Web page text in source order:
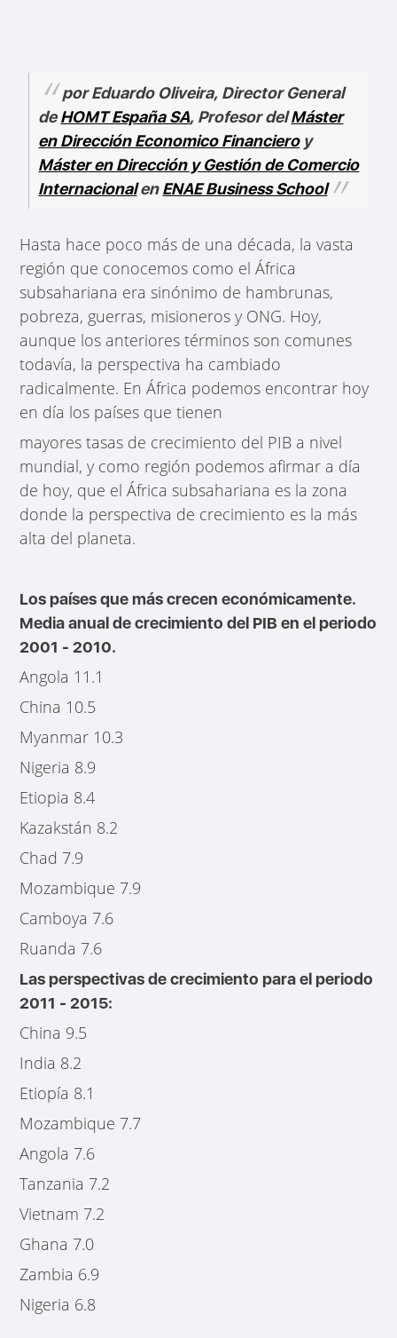
por Eduardo Oliveira, Director General
deHOMT España SA, Profesor delMáster
en Dirección Economico Financieroy
Máster en Dirección y Gestión de Comercio
InternacionalenENAE Business School
Hasta hace poco más de una década, la vasta
región que conocemos como el África
subsahariana era sinónimo de hambrunas,
pobreza, guerras, misioneros y ONG. Hoy,
aunque los anteriores términos son comunes
todavía, la perspectiva ha cambiado
radicalmente. En África podemos encontrar hoy
en día los países que tienen
mayores tasas de crecimiento del PIB a nivel
mundial, y como región podemos afirmar a día
de hoy, que el África subsahariana es la zona
donde la perspectiva de crecimiento es la más
alta del planeta.
Los países que más crecen económicamente.
Media anual de crecimiento del PIB en el periodo
2001 - 2010.
Angola 11.1
China 10.5
Myanmar 10.3
Nigeria 8.9
Etiopia 8.4
Kazakstán 8.2
Chad 7.9
Mozambique 7.9
Camboya 7.6
Ruanda 7.6
Las perspectivas de crecimiento para el periodo
2011 - 2015:
China 9.5
India 8.2
Etiopía 8.1
Mozambique 7.7
Angola 7.6
Tanzania 7.2
Vietnam 7.2
Ghana 7.0
Zambia 6.9
Nigeria 6.8